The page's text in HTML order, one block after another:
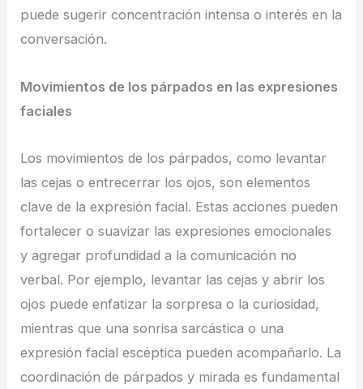
puede sugerir concentración intensa o interés en la
conversación.
Movimientos de los párpados en las expresiones
faciales
Los movimientos de los párpados, como levantar
las cejas o entrecerrar los ojos, son elementos
clave de la expresión facial. Estas acciones pueden
fortalecer o suavizar las expresiones emocionales
y agregar profundidad a la comunicación no
verbal. Por ejemplo, levantar las cejas y abrir los
ojos puede enfatizar la sorpresa o la curiosidad,
mientras que una sonrisa sarcástica o una
expresión facial escéptica pueden acompañarlo. La
coordinación de párpados y mirada es fundamental